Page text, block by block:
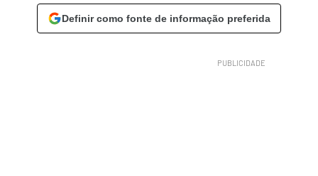
Definir como fonte de informação preferida